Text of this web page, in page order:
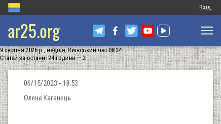
Меню
запису
Вхід
ar25.org
9 серпня 2026 р., неділя, Київський час 08:34
Статей за останні 24 години — 2
06/15/2023 - 18:53
Олена Каганець